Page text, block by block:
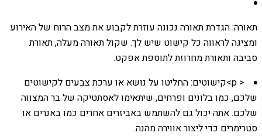
תאורה: הגדרת תאורה נכונה עוזרת לקבוע את מצב הרוח של האירוע
ומציגה לראווה כל קישוט שיש לך. שקול תאורה מעלה, תאורת
סביבה ותאורת מחרוזת לתוספת אפקט.
< p>קישוטים: החליטו על נושא או ערכת צבעים לקישוטים
שלכם, כמו בלונים ופרחים, שיתאימו לאסתטיקה של בר המצווה
שלכם. אתה יכול גם להשתמש באביזרים אחרים כמו באנרים או
סטרימרים כדי ליצור אווירה מהנה.